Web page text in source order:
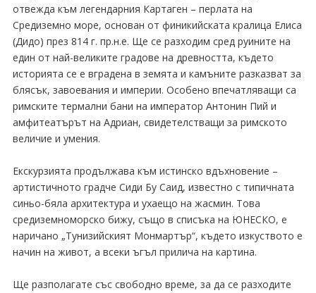
отвежда към легендарния Картаген – перлата на
Средиземно море, основан от финикийската кралица Елиса
(Дидо) през 814 г. пр.н.е. Ще се разходим сред руините на
един от най-великите градове на древността, където
историята се е вградена в земята и камъните разказват за
блясък, завоевания и империи. Особено впечатляващи са
римските термални бани на император Антонин Пий и
амфитеатърът на Адриан, свидетелстващи за римското
величие и умения.
Екскурзията продължава към истинско вдъхновение –
артистичното градче Сиди Бу Саид, известно с типичната
синьо-бяла архитектура и ухаещо на жасмин. Това
средиземноморско бижу, също в списъка на ЮНЕСКО, е
наричано „Тунизийският Монмартър“, където изкуството е
начин на живот, а всеки ъгъл прилича на картина.
Ще разполагате със свободно време, за да се разходите